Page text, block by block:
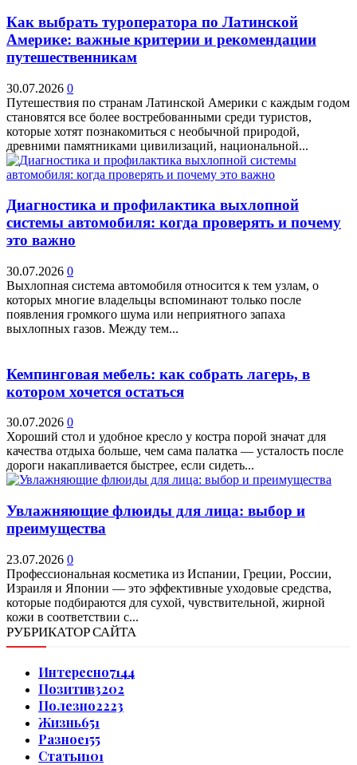
Как выбрать туроператора по Латинской
Америке: важные критерии и рекомендации
путешественникам
30.07.2026 0
Путешествия по странам Латинской Америки с каждым годом
становятся все более востребованными среди туристов,
которые хотят познакомиться с необычной природой,
древними памятниками цивилизаций, национальной...
Диагностика и профилактика выхлопной
системы автомобиля: когда проверять и почему
это важно
30.07.2026 0
Выхлопная система автомобиля относится к тем узлам, о
которых многие владельцы вспоминают только после
появления громкого шума или неприятного запаха
выхлопных газов. Между тем...
Кемпинговая мебель: как собрать лагерь, в
котором хочется остаться
30.07.2026 0
Хороший стол и удобное кресло у костра порой значат для
качества отдыха больше, чем сама палатка — усталость после
дороги накапливается быстрее, если сидеть...
Увлажняющие флюиды для лица: выбор и
преимущества
23.07.2026 0
Профессиональная косметика из Испании, Греции, России,
Израиля и Японии — это эффективные уходовые средства,
которые подбираются для сухой, чувствительной, жирной
кожи в соответствии с...
РУБРИКАТОР САЙТА
Интересно7144
Позитив3202
Полезно2223
Жизнь651
Разное155
Статьи101